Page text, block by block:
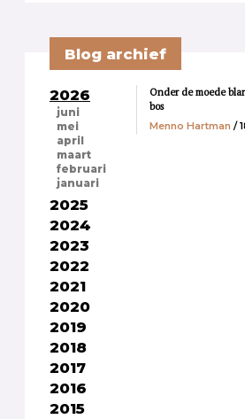
Blog archief
2026
juni
mei
april
maart
februari
januari
2025
2024
2023
2022
2021
2020
2019
2018
2017
2016
2015
Onder de moede
bos
Menno Hartman /